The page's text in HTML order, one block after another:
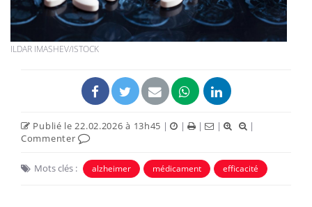
ILDAR IMASHEV/ISTOCK
Publié le 22.02.2026 à 13h45 | | | |
|
Commenter
Mots clés : alzheimer médicament efficacité